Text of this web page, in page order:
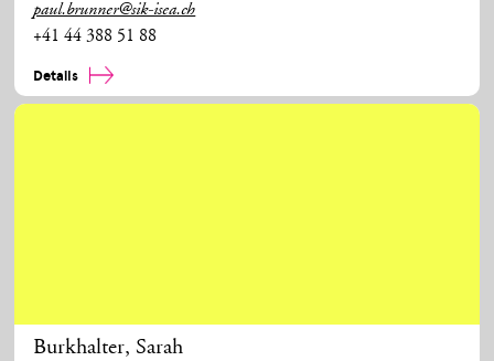
paul.brunner@sik-isea.ch
+41 44 388 51 88
Details
Burkhalter, Sarah